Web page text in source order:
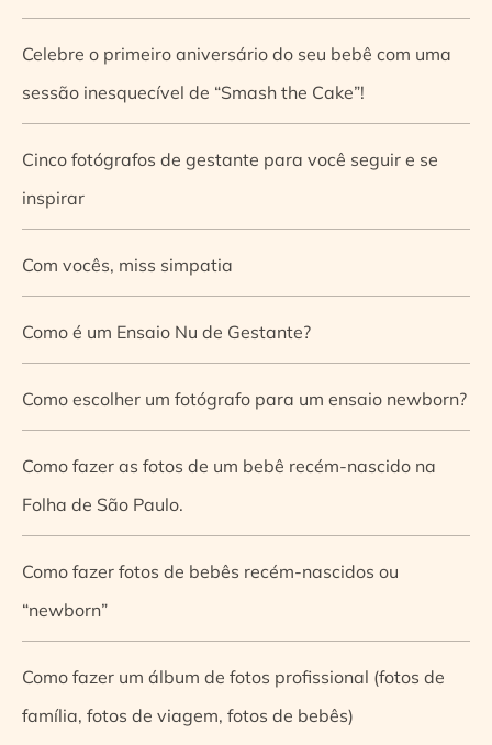
Celebre o primeiro aniversário do seu bebê com uma
sessão inesquecível de “Smash the Cake”!
Cinco fotógrafos de gestante para você seguir e se
inspirar
Com vocês, miss simpatia
Como é um Ensaio Nu de Gestante?
Como escolher um fotógrafo para um ensaio newborn?
Como fazer as fotos de um bebê recém-nascido na
Folha de São Paulo.
Como fazer fotos de bebês recém-nascidos ou
“newborn”
Como fazer um álbum de fotos profissional (fotos de
família, fotos de viagem, fotos de bebês)